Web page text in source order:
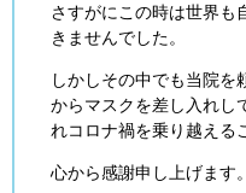
さすがにこの時は世界も
きませんでした。
しかしその中でも当院を
からマスクを差し入れし
れコロナ禍を乗り越える
心から感謝申し上げます。